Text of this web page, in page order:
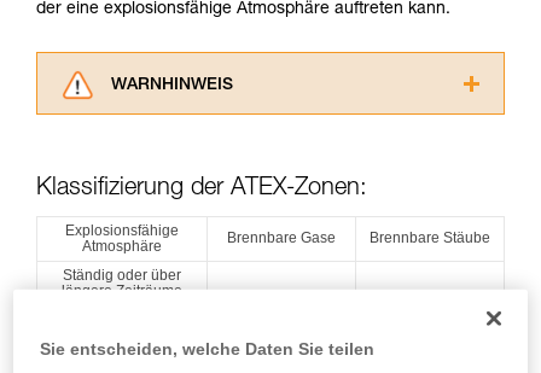
der eine explosionsfähige Atmosphäre auftreten kann.
WARNHINWEIS
aufmerksam durch, bevor Sie diesen zu Rate
ziehen. Um diese Zusatzinformationen
verstehen zu können, müssen Sie zuerst die in
der Gebrauchsanweisung enthaltenen
Informationen richtig verstanden haben.
Training voraus. Prüfen Sie zusammen mit
Klassifizierung der ATEX-Zonen:
Explosionsfähige
Atmosphäre
Brennbare Gase Brennbare Stäube
Ständig oder über
längere Zeiträume
Sie entscheiden, welche Daten Sie teilen